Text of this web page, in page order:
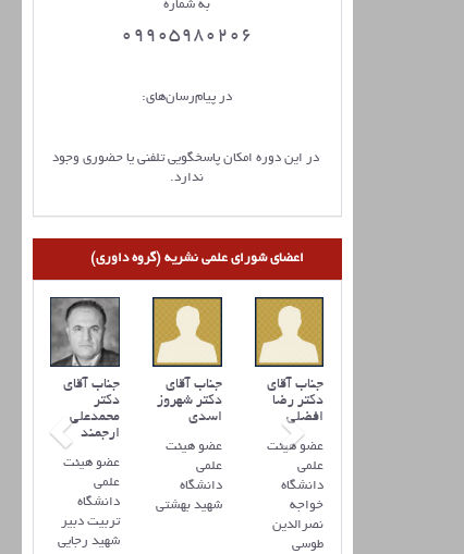
به شماره
09905980206
در پیام‌رسان‌های:
در این دوره امکان پاسخگویی تلفنی یا حضوری وجود
ندارد.
اعضای شورای علمی نشریه (گروه داوری)
جناب آقای
دکتر
محمدعلی
ارجمند
عضو هیئت
علمی
دانشگاه
تربیت دبیر
شهید رجایی
جناب آقای
دکتر شهروز
اسدی
عضو هیئت
علمی
دانشگاه
شهید بهشتی
جناب آقای
دکتر رضا
افضلي
عضو هیئت
علمی
دانشگاه
خواجه
نصرالدین
طوسی